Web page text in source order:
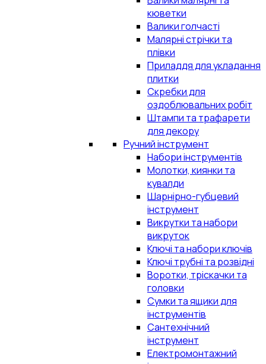
кюветки
Валики голчасті
Малярні стрічки та
плівки
Приладдя для укладання
плитки
Скребки для
оздоблювальних робіт
Штампи та трафарети
для декору
Ручний інструмент
Набори інструментів
Молотки, киянки та
кувалди
Шарнірно-губцевий
інструмент
Викрутки та набори
викруток
Ключі та набори ключів
Ключі трубні та розвідні
Воротки, тріскачки та
головки
Сумки та ящики для
інструментів
Сантехнічний
інструмент
Електромонтажний